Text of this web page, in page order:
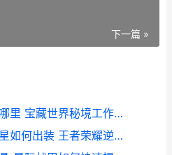
下一篇 »
宝藏世界秘境传送门在哪里 宝藏世界秘境工作台在哪
王者荣耀荣耀逆风局弈星如何出装 王者荣耀逆风是什么意思